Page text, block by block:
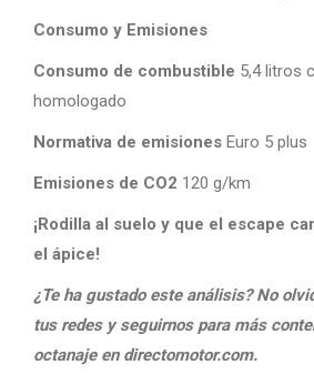
Consumo y Emisiones
Consumo de combustible 5,4 litros
homologado
Normativa de emisiones Euro 5 plus
Emisiones de CO2 120 g/km
¡Rodilla al suelo y que el escape
el ápice!
¿Te ha gustado este análisis? No
tus redes y seguirnos para más
octanaje en directomotor.com.